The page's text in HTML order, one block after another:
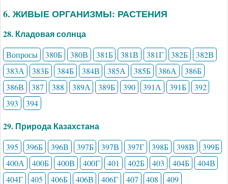
6. ЖИВЫЕ ОРГАНИЗМЫ: РАСТЕНИЯ
28. Кладовая солнца
Вопросы 380Б 380В 381Б 381В 381Г 382Б
382В
383А
383Б 384Б 384В 385А 385Б 386А
386Б
386В
387 388 389А 389Б 390 391А 391Б
392
393
394
29. Природа Казахстана
395 396Б 396В 397Б 397В 397Г 398Б 398В
399Б
400А
400Б 400В 400Г 401 402Б 403 404Б
404В
404Г
405 406Б 406В 406Г 407 408 409